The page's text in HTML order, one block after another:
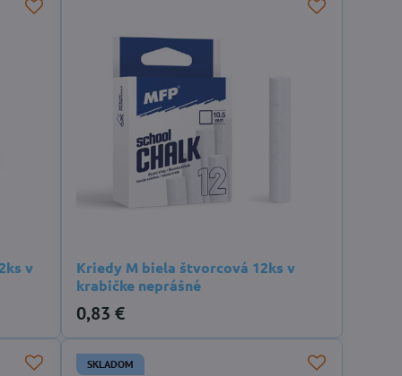
v
Kriedy M biela štvorcová 12ks v
krabičke neprášné
0,83 €
SKLADOM